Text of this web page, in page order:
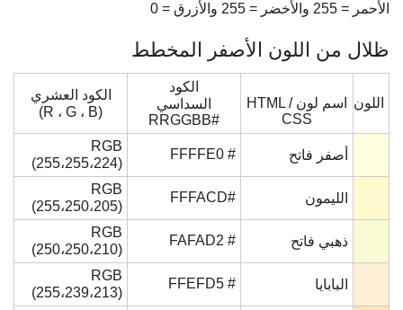
الأحمر = 255 والأخضر = 255 والأزرق = 0
ظلال من اللون الأصفر المخطط
اللون
اسم لون HTML /
CSS
الكود
السداسي
الكود العشري
أصفر فاتح # FFFFE0
RGB
(255،255،224)
الليمون
RGB
(255،250،205)
ذهبي فاتح # FAFAD2
RGB
(250،250،210)
البابايا # FFEFD5
RGB
(255،239،213)